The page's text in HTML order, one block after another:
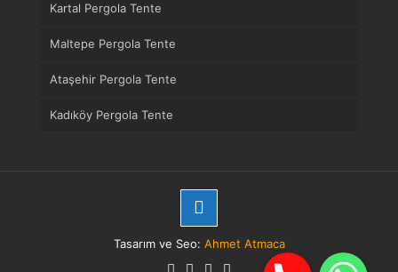
Kartal Pergola Tente
Maltepe Pergola Tente
Ataşehir Pergola Tente
Kadıköy Pergola Tente
Tasarım ve Seo: Ahmet Atmaca
Telefon WhatsApp